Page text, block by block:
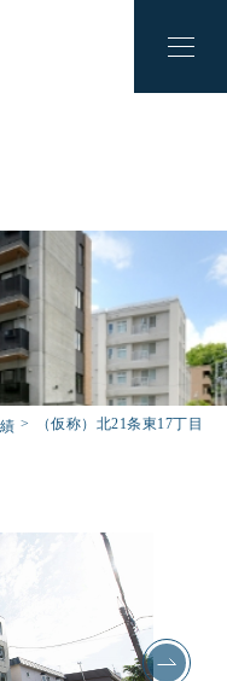
（仮称）北21条東17丁目